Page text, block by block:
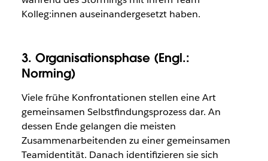
Kolleg:innen auseinandergesetzt haben.
3. Organisationsphase (Engl.:
Norming)
Viele frühe Konfrontationen stellen eine Art
gemeinsamen Selbstfindungsprozess dar. An
dessen Ende gelangen die meisten
Zusammenarbeitenden zu einer gemeinsamen
Teamidentität. Danach identifizieren sie sich